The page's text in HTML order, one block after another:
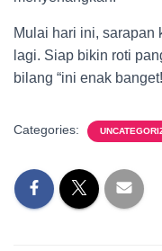
Mulai hari ini, sarapan
lagi. Siap bikin roti
bilang “ini enak
Categories: